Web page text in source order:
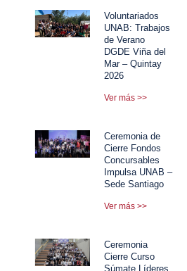
Voluntariados
UNAB: Trabajos
de Verano
DGDE Viña del
Mar – Quintay
2026
Ver más >>
Ceremonia de
Cierre Fondos
Concursables
Impulsa UNAB –
Sede Santiago
Ver más >>
Ceremonia
Cierre Curso
Súmate Líderes